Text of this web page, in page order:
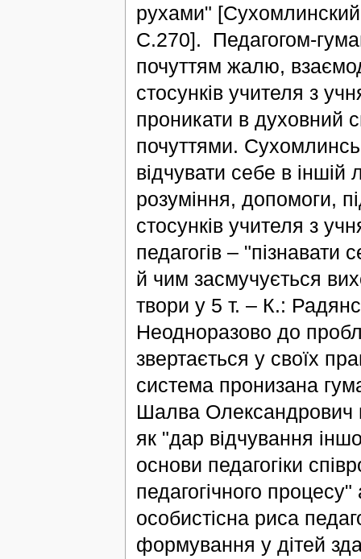
рухами"
С.270]. Педагогом-
почуттям жалю,
стосунків учителя з
проникати в духовний
почуттями.
відчувати себе в
розуміння, допомоги,
стосунків учителя з
педагогів –
й чим засмучується
твори у 5 т. – К.:
Неодноразово до
звертається у своїх
система пронизана
Шалва Олександрович
як "дар відчування
основи педагогіки
педагогічного
особистісна риса
формування у дітей